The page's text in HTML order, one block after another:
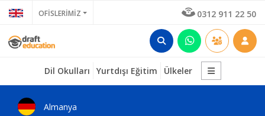
OFİSLERİMİZ 0312 911 22 50
Dil Okulları Yurtdışı Eğitim Ülkeler
Almanya